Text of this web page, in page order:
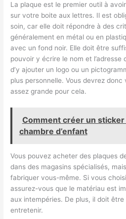
La plaque est le premier outil à
sur votre boite aux lettres. Il est
soin, car elle doit répondre à des
généralement en métal ou en
avec un fond noir. Elle doit être
pouvoir y écrire le nom et l’adresse
d’y ajouter un logo ou un
plus personnelle. Vous devrez
assez grande pour cela.
Comment créer un
chambre d’enfant
Vous pouvez acheter des plaques
dans des magasins spécialisés,
fabriquer vous-même. Si vous
assurez-vous que le matériau est
aux intempéries. De plus, il doit
entretenir.